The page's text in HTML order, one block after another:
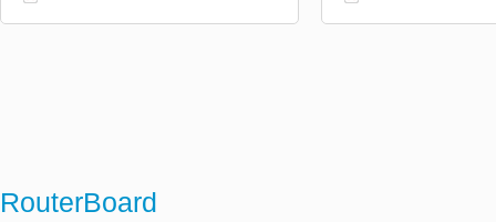
RouterBoard